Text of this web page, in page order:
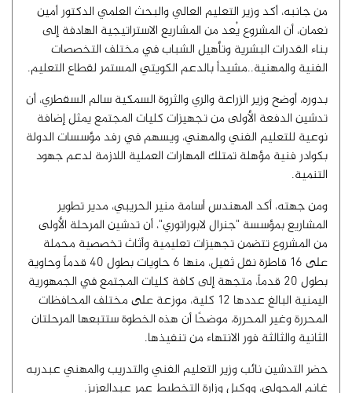
من جانبه، أكد وزير التعليم العالي والبحث العلمي الدكتور أمين
نعمان، أن المشروع يُعد من المشاريع الاستراتيجية الهادفة إلى
بناء القدرات البشرية وتأهيل الشباب في مختلف التخصصات
الفنية والمهنية..مشيداً بالدعم الكويتي المستمر لقطاع التعليم.
بدوره، أوضح وزير الزراعة والري والثروة السمكية سالم السقطري، أن
تدشين الدفعة الأولى من تجهيزات كليات المجتمع يمثل إضافة
نوعية للتعليم الفني والمهني، ويسهم في رفد مؤسسات الدولة
بكوادر فنية مؤهلة تمتلك المهارات العملية اللازمة لدعم جهود
التنمية.
ومن جهته، أكد المهندس أسامة منير الحريبي، مدير تطوير
المشاريع بمؤسسة "جنرال لابوراتوري"، أن تدشين المرحلة الأولى
من المشروع تتضمن تجهيزات تعليمية وأثاث تخصصية محملة
على 16 قاطرة نقل ثقيل، منها 6 حاويات بطول 40 قدماً وحاوية
بطول 20 قدماً، متجهة إلى كافة كليات المجتمع في الجمهورية
اليمنية البالغ عددها 12 كلية، موزعة على مختلف المحافظات
المحررة وغير المحررة، موضحًا أن هذه الخطوة ستتبعها المرحلتان
الثانية والثالثة فور الانتهاء من تنفيذها.
حضر التدشين نائب وزير التعليم الفني والتدريب والمهني عبدربه
غانم المحولي، ووكيل وزارة التخطيط عمر عبدالعزيز.